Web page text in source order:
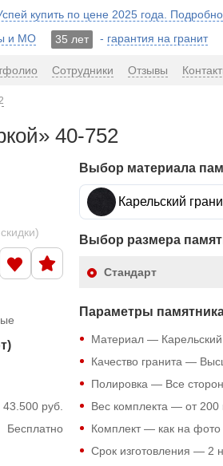
купить по цене 2025 года.
и МО 35 лет - гарантия на гранит
Сотрудники Отзывы
40-752
43.500 руб.
Бесплатно
Выбор материала
Карельский
Выбор размера
Стандарт
Параметры
Материал — Карельский
Качество гранита —
Полировка — Все
Вес комплекта — от 200
Комплект — как на фото
Срок изготовления — 2